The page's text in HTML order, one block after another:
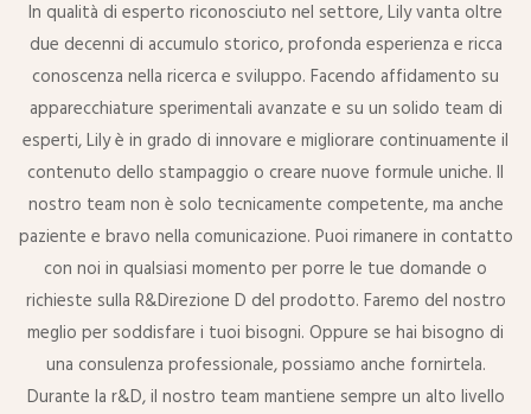
In qualità di esperto riconosciuto nel settore, Lily vanta oltre
due decenni di accumulo storico, profonda esperienza e ricca
conoscenza nella ricerca e sviluppo. Facendo affidamento su
apparecchiature sperimentali avanzate e su un solido team di
esperti, Lily è in grado di innovare e migliorare continuamente il
contenuto dello stampaggio o creare nuove formule uniche. Il
nostro team non è solo tecnicamente competente, ma anche
paziente e bravo nella comunicazione. Puoi rimanere in contatto
con noi in qualsiasi momento per porre le tue domande o
richieste sulla R&Direzione D del prodotto. Faremo del nostro
meglio per soddisfare i tuoi bisogni. Oppure se hai bisogno di
una consulenza professionale, possiamo anche fornirtela.
Durante la r&D, il nostro team mantiene sempre un alto livello